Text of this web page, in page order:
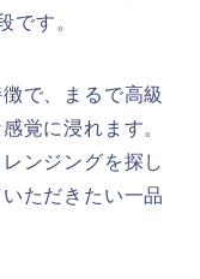
です。
で、まるで高級
覚に浸れます。
ンジングを探し
ただきたい一品